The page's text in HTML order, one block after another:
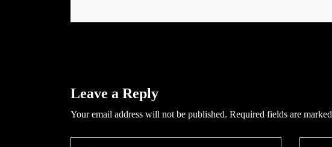
Leave a Reply
Your email address will not be published. Required fields are marked